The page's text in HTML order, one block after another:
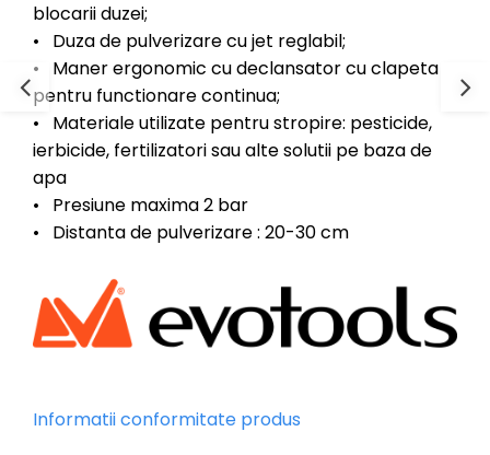
blocarii duzei;
• Duza de pulverizare cu jet reglabil;
• Maner ergonomic cu declansator cu clapeta
pentru functionare continua;
• Materiale utilizate pentru stropire: pesticide,
ierbicide, fertilizatori sau alte solutii pe baza de
apa
• Presiune maxima 2 bar
• Distanta de pulverizare : 20-30 cm
Informatii conformitate produs